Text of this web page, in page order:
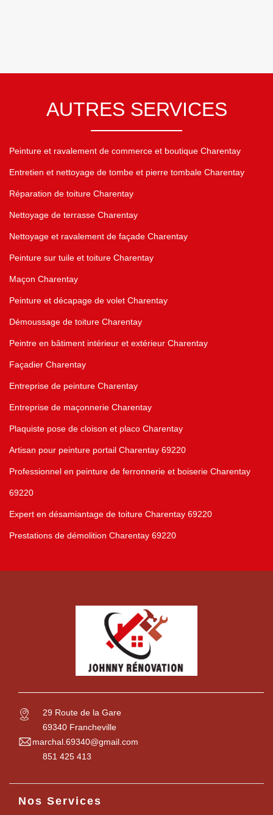
AUTRES SERVICES
Peinture et ravalement de commerce et boutique Charentay
Entretien et nettoyage de tombe et pierre tombale Charentay
Réparation de toiture Charentay
Nettoyage de terrasse Charentay
Nettoyage et ravalement de façade Charentay
Peinture sur tuile et toiture Charentay
Maçon Charentay
Peinture et décapage de volet Charentay
Démoussage de toiture Charentay
Peintre en bâtiment intérieur et extérieur Charentay
Façadier Charentay
Entreprise de peinture Charentay
Entreprise de maçonnerie Charentay
Plaquiste pose de cloison et placo Charentay
Artisan pour peinture portail Charentay 69220
Professionnel en peinture de ferronnerie et boiserie Charentay
69220
Expert en désamiantage de toiture Charentay 69220
Prestations de démolition Charentay 69220
29 Route de la Gare
69340 Francheville
marchal.69340@gmail.com
851 425 413
Nos Services